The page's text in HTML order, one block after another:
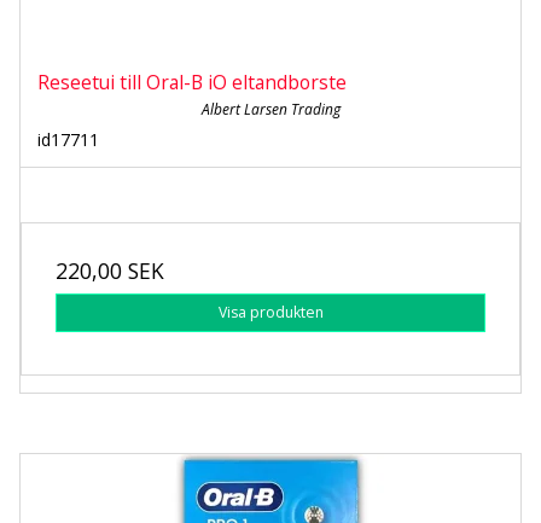
Reseetui till Oral-B iO eltandborste
Albert Larsen Trading
id17711
220,00 SEK
Visa produkten